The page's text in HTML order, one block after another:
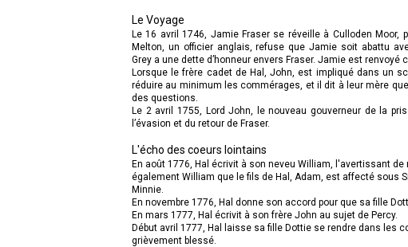
Le Voyage
Le 16 avril 1746, Jamie Fraser se réveille à Culloden Moor,
Melton, un officier anglais, refuse que Jamie soit abattu
Grey a une dette d’honneur envers Fraser. Jamie est renvoyé
Lorsque le frère cadet de Hal, John, est impliqué dans un
réduire au minimum les commérages, et il dit à leur mère
des questions.
Le 2 avril 1755, Lord John, le nouveau gouverneur de la
l’évasion et du retour de Fraser.
L'écho des coeurs lointains
En août 1776, Hal écrivit à son neveu William, l'avertissant
également William que le fils de Hal, Adam, est affecté sous
Minnie.
En novembre 1776, Hal donne son accord pour que sa fille
En mars 1777, Hal écrivit à son frère John au sujet de Percy.
Début avril 1777, Hal laisse sa fille Dottie se rendre dans les
grièvement blessé.